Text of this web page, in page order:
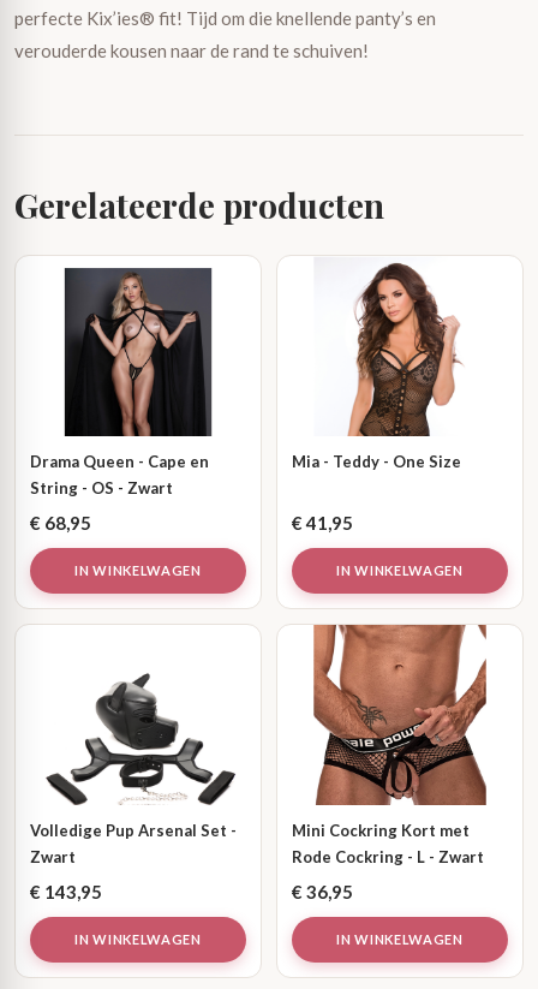
perfecte Kix’ies® fit! Tijd om die knellende panty’s en
verouderde kousen naar de rand te schuiven!
Gerelateerde producten
Drama Queen - Cape en
String - OS - Zwart
€ 68,95
IN WINKELWAGEN
Mia - Teddy - One Size
€41,95
IN WINKELWAGEN
Volledige Pup Arsenal Set -
Zwart
€ 143,95
IN WINKELWAGEN
Mini Cockring Kort met
Rode Cockring - L - Zwart
€ 36,95
IN WINKELWAGEN